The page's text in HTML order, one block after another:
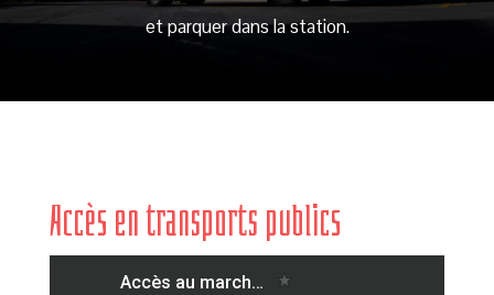
et parquer dans la station.
Accès en transports publics